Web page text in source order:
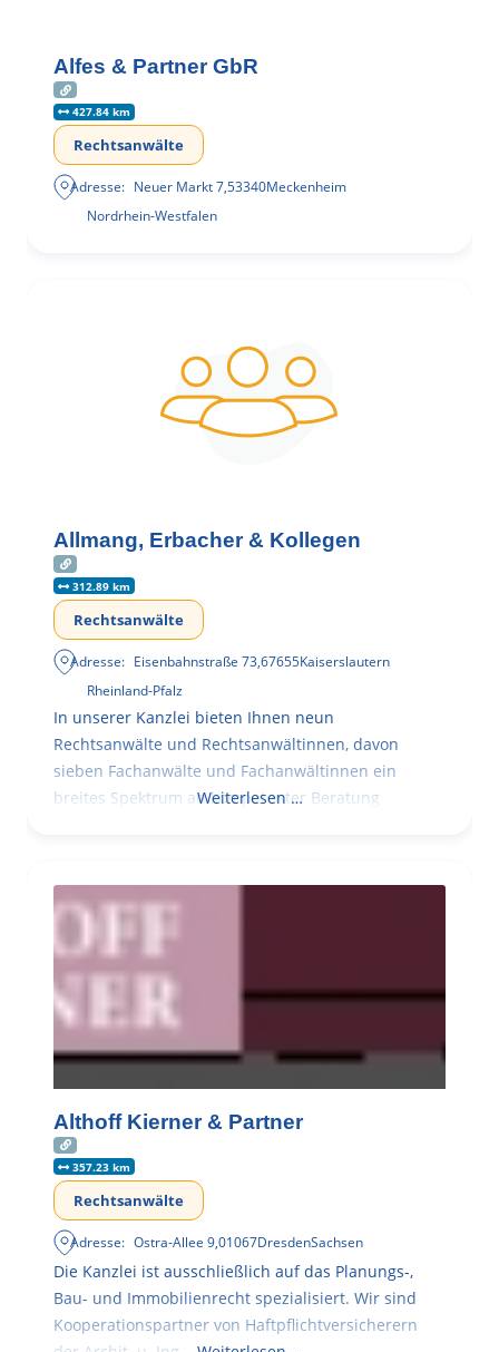
Alfes & Partner GbR
427.84 km
Rechtsanwälte
Adresse: Neuer Markt 7,53340Meckenheim
Nordrhein-Westfalen
Allmang, Erbacher & Kollegen
312.89 km
Rechtsanwälte
Adresse: Eisenbahnstraße 73,67655Kaiserslautern
Rheinland-Pfalz
In unserer Kanzlei bieten Ihnen neun
Rechtsanwälte und Rechtsanwältinnen, davon
sieben Fachanwälte und Fachanwältinnen ein
breites Spektrum an kompetenter Beratung
Weiterlesen …
Althoff Kierner & Partner
357.23 km
Rechtsanwälte
Adresse: Ostra-Allee 9,01067DresdenSachsen
Die Kanzlei ist ausschließlich auf das Planungs-,
Bau- und Immobilienrecht spezialisiert. Wir sind
Kooperationspartner von Haftpflichtversicherern